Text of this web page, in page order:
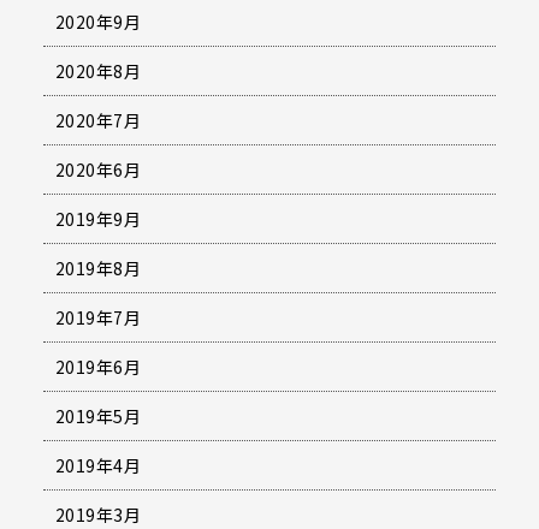
2020年9月
2020年8月
2020年7月
2020年6月
2019年9月
2019年8月
2019年7月
2019年6月
2019年5月
2019年4月
2019年3月